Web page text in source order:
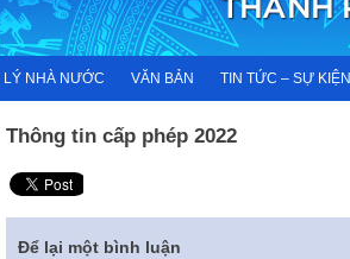
LÝ NHÀ NƯỚC VĂN BẢN TIN TỨC – SỰ KIỆN
Thông tin cấp phép 2022
Để lại một bình luận